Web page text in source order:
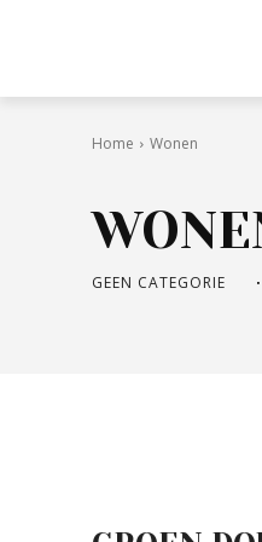
Home Wonen
GEEN CATEGORIE